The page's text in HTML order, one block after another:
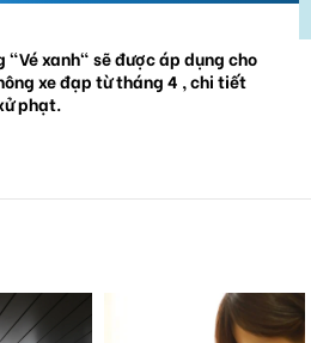
"Vé xanh" sẽ được áp dụng cho
xe đạp từ tháng 4 , chi tiết
phạt.